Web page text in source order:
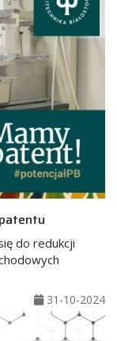
do redukcji
31-10-2024